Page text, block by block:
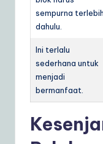
sempurna terlebih
dahulu.
Ini terlalu
sederhana untuk
menjadi
bermanfaat.